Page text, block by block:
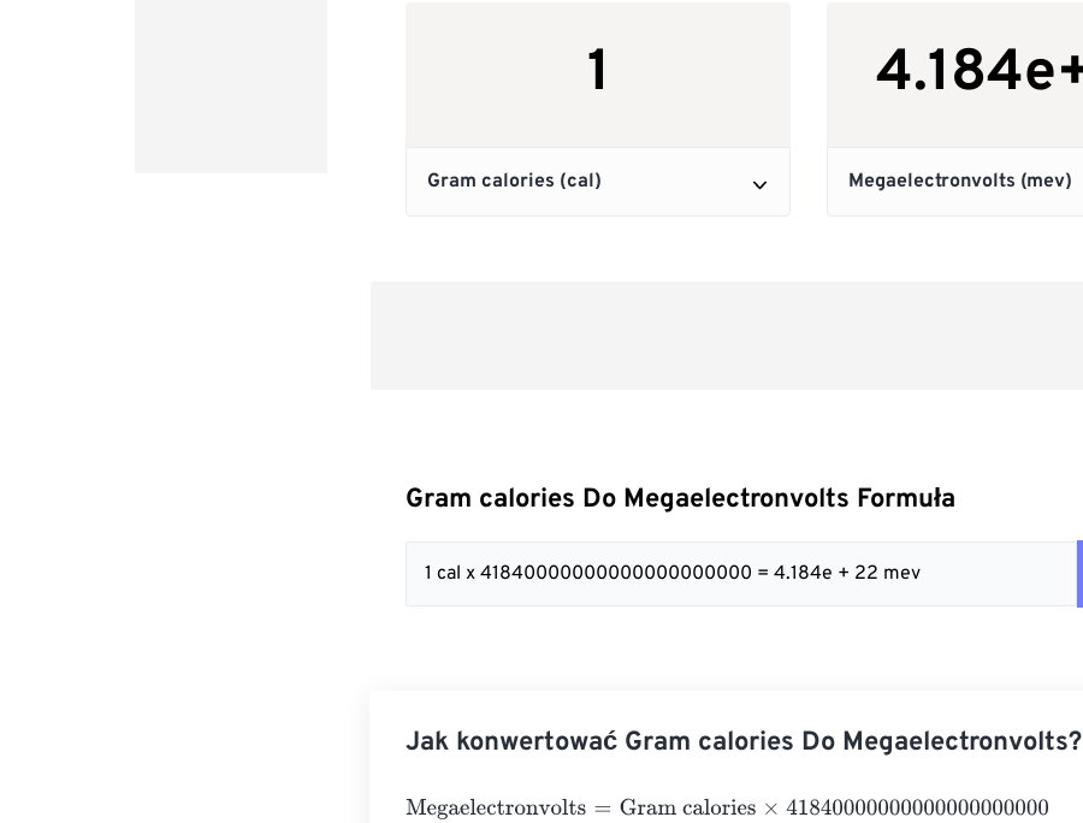
Gram calories Do Megaelectronvolts Formuła
1 cal x 41840000000000000000000 = 4.184e + 22 mev
Jak konwertować Gram calories Do Megaelectronvolts?
Megaelectronvolts=Gram calories×41840000000000000000000